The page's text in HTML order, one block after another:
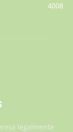
4008
legalmente